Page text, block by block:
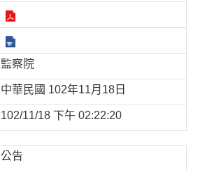
監察院
中華民國 102年11月18日
102/11/18 下午 02:22:20
公告